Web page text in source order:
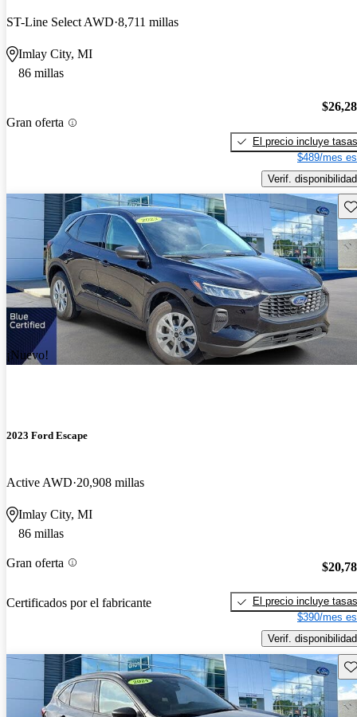
ST-Line Select AWD 8,711 millas
Imlay City, MI
86 millas
Gran oferta
El precio incluye tasas
$489/mes
Verif. disponibilidad
¡Nuevo!
2023 Ford Escape
Active AWD 20,908 millas
Imlay City, MI
86 millas
Gran oferta
Certificados por el fabricante
El precio incluye tasas
$390/mes
Verif. disponibilidad